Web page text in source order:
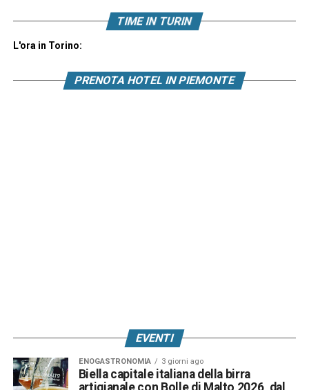
TIME IN TURIN
L'ora in Torino:
PRENOTA HOTEL IN PIEMONTE
EVENTI
ENOGASTRONOMIA 3 giorni ago
Biella capitale italiana della birra